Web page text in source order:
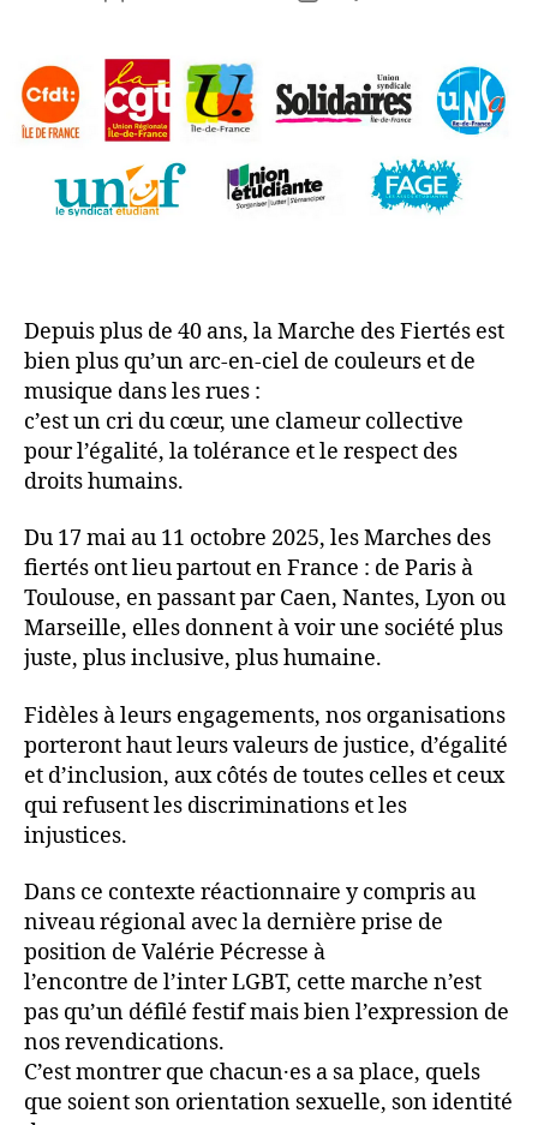
Depuis plus de 40 ans, la Marche des Fiertés est
bien plus qu’un arc-en-ciel de couleurs et de
musique dans les rues :
c’est un cri du cœur, une clameur collective
pour l’égalité, la tolérance et le respect des
droits humains.
Du 17 mai au 11 octobre 2025, les Marches des
fiertés ont lieu partout en France : de Paris à
Toulouse, en passant par Caen, Nantes, Lyon ou
Marseille, elles donnent à voir une société plus
juste, plus inclusive, plus humaine.
Fidèles à leurs engagements, nos organisations
porteront haut leurs valeurs de justice, d’égalité
et d’inclusion, aux côtés de toutes celles et ceux
qui refusent les discriminations et les
injustices.
Dans ce contexte réactionnaire y compris au
niveau régional avec la dernière prise de
position de Valérie Pécresse à
l’encontre de l’inter LGBT, cette marche n’est
pas qu’un défilé festif mais bien l’expression de
nos revendications.
C’est montrer que chacun·es a sa place, quels
que soient son orientation sexuelle, son identité